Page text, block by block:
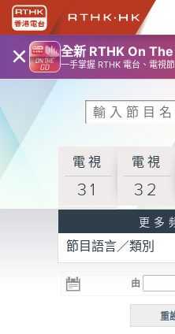
× 全新 RTHK On
一手掌握 RTHK 電台、電視
電視
31
電視
32
R3
電台 電台
R5
更多
節目語言／類別
由
重